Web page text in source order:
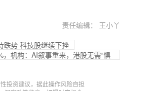
责任编辑： 王小丫
跌势 科技股继续下挫
机构：AI叙事重来，港股无需“惧
投资建议，据此操作风险自担